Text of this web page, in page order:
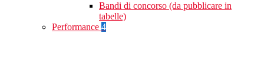
Bandi di concorso (da pubblicare in
tabelle)
Performance 4